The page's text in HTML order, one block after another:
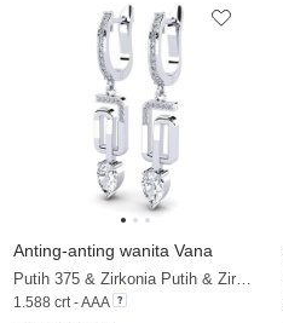
Anting-anting wanita Vana
Putih 375 & Zirkonia Putih & Zirkonia
1.588 crt - AAA